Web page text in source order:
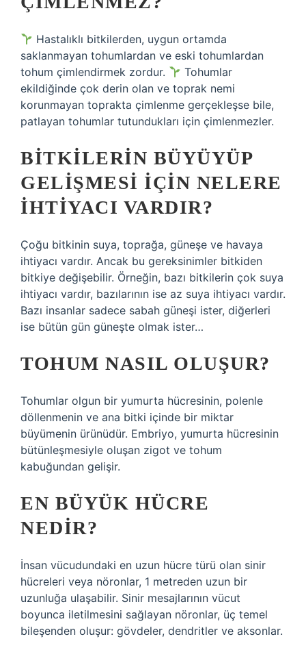
Hastalıklı bitkilerden, uygun ortamda
saklanmayan tohumlardan ve eski tohumlardan
tohum çimlendirmek zordur.
Tohumlar
ekildiğinde çok derin olan ve toprak nemi
korunmayan toprakta çimlenme gerçekleşse bile,
patlayan tohumlar tutundukları için çimlenmezler.
BITKILERIN BÜYÜYÜP
GELIŞMESI IÇIN NELERE
IHTIYACI VARDIR?
Çoğu bitkinin suya, toprağa, güneşe ve havaya
ihtiyacı vardır. Ancak bu gereksinimler bitkiden
bitkiye değişebilir. Örneğin, bazı bitkilerin çok suya
ihtiyacı vardır, bazılarının ise az suya ihtiyacı vardır.
Bazı insanlar sadece sabah güneşi ister, diğerleri
ise bütün gün güneşte olmak ister…
TOHUM NASIL OLUŞUR?
Tohumlar olgun bir yumurta hücresinin, polenle
döllenmenin ve ana bitki içinde bir miktar
büyümenin ürünüdür. Embriyo, yumurta hücresinin
bütünleşmesiyle oluşan zigot ve tohum
kabuğundan gelişir.
EN BÜYÜK HÜCRE
NEDIR?
İnsan vücudundaki en uzun hücre türü olan sinir
hücreleri veya nöronlar, 1 metreden uzun bir
uzunluğa ulaşabilir. Sinir mesajlarının vücut
boyunca iletilmesini sağlayan nöronlar, üç temel
bileşenden oluşur: gövdeler, dendritler ve aksonlar.